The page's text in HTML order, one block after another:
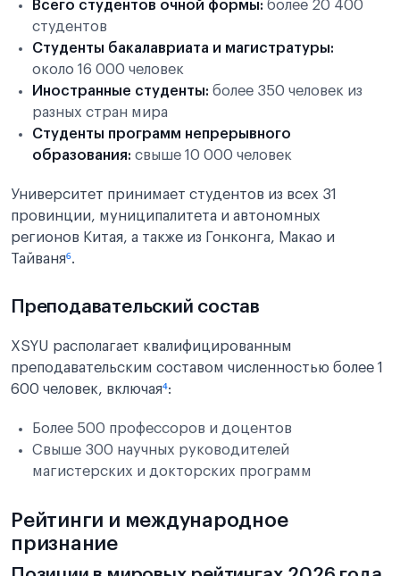
Всего студентов очной формы: более 20 400
студентов
Студенты бакалавриата и магистратуры:
около 16 000 человек
Иностранные студенты: более 350 человек из
разных стран мира
Студенты программ непрерывного
образования: свыше 10 000 человек
Университет принимает студентов из всех 31
провинции, муниципалитета и автономных
регионов Китая, а также из Гонконга, Макао и
Тайваня⁶.
Преподавательский состав
XSYU располагает квалифицированным
преподавательским составом численностью более 1
600 человек, включая⁴:
Более 500 профессоров и доцентов
Свыше 300 научных руководителей
магистерских и докторских программ
Рейтинги и международное
признание